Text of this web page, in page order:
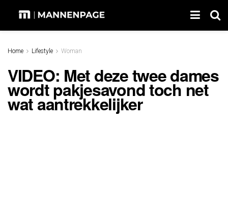
Home Lifestyle Woman
VIDEO: Met deze twee dames
wordt pakjesavond toch net
wat aantrekkelijker